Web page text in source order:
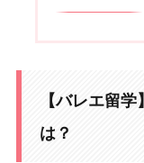
1-2.
バレエ学
【バレエ留
は？